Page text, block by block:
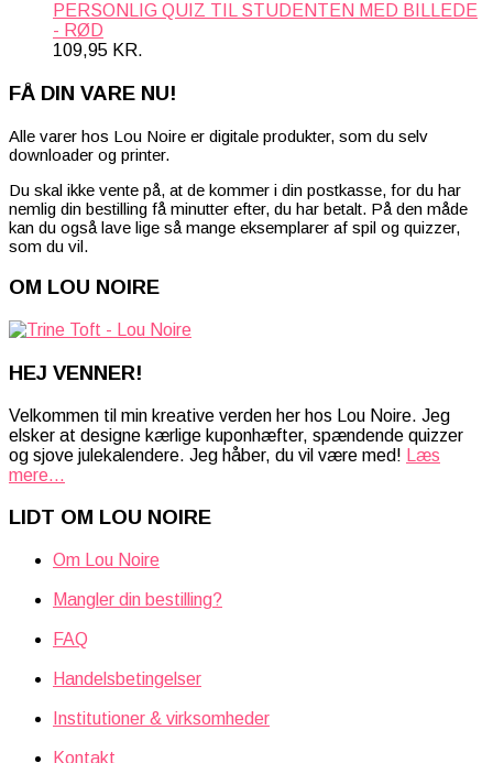
PERSONLIG QUIZ TIL STUDENTEN MED BILLEDE
- RØD
109,95 KR.
FÅ DIN VARE NU!
Alle varer hos Lou Noire er digitale produkter, som du selv
downloader og printer.
Du skal ikke vente på, at de kommer i din postkasse, for du har
nemlig din bestilling få minutter efter, du har betalt. På den måde
kan du også lave lige så mange eksemplarer af spil og quizzer,
som du vil.
OM LOU NOIRE
HEJ VENNER!
Velkommen til min kreative verden her hos Lou Noire. Jeg
elsker at designe kærlige kuponhæfter, spændende quizzer
og sjove julekalendere. Jeg håber, du vil være med!
Læs
mere...
LIDT OM LOU NOIRE
Om Lou Noire
Mangler din bestilling?
FAQ
Handelsbetingelser
Institutioner & virksomheder
Kontakt